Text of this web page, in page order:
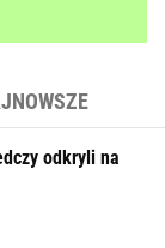
odkryli na